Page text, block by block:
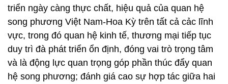
triển ngày càng thực chất, hiệu quả của quan hệ
song phương Việt Nam-Hoa Kỳ trên tất cả cảc lĩnh
vực, trong đó quan hệ kinh tế, thương mại tiếp tục
duy trì đà phát triển ổn định, đóng vai trò trọng tâm
và là động lực quan trọng góp phần thúc đẩy quan
hệ song phương; đánh giá cao sự hợp tác giữa hai